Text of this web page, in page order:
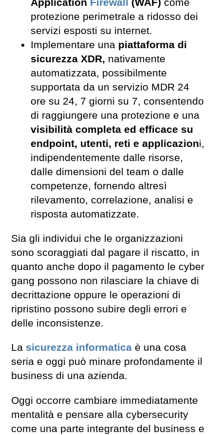
protezione perimetrale a ridosso dei
servizi esposti su internet.
Implementare una piattaforma di
sicurezza XDR, nativamente
automatizzata, possibilmente
supportata da un servizio MDR 24
ore su 24, 7 giorni su 7, consentendo
di raggiungere una protezione e una
visibilità completa ed efficace su
endpoint, utenti, reti e applicazioni,
indipendentemente dalle risorse,
dalle dimensioni del team o dalle
competenze, fornendo altresì
rilevamento, correlazione, analisi e
risposta automatizzate.
Sia gli individui che le organizzazioni
sono scoraggiati dal pagare il riscatto, in
quanto anche dopo il pagamento le cyber
gang possono non rilasciare la chiave di
decrittazione oppure le operazioni di
ripristino possono subire degli errori e
delle inconsistenze.
La sicurezza informatica è una cosa
seria e oggi può minare profondamente il
business di una azienda.
Oggi occorre cambiare immediatamente
mentalità e pensare alla cybersecurity
come una parte integrante del business e